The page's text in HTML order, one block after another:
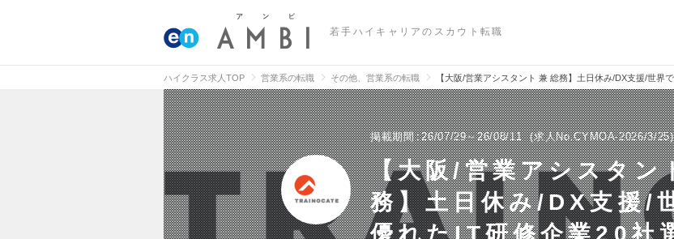
若手ハイキャリアのスカウト転職
ハイクラス求人TOP 営業系の転職 その他、営業系の転職 【大阪/営業アシスタント 兼 総務】土日休み/DX支援/世界
掲載期間 26/07/29～26/08/11 求人No.CYMOA-2026/3/25
【大阪/営業アシスタン
務】土日休み/DX支援/
優れたIT研修企業20社